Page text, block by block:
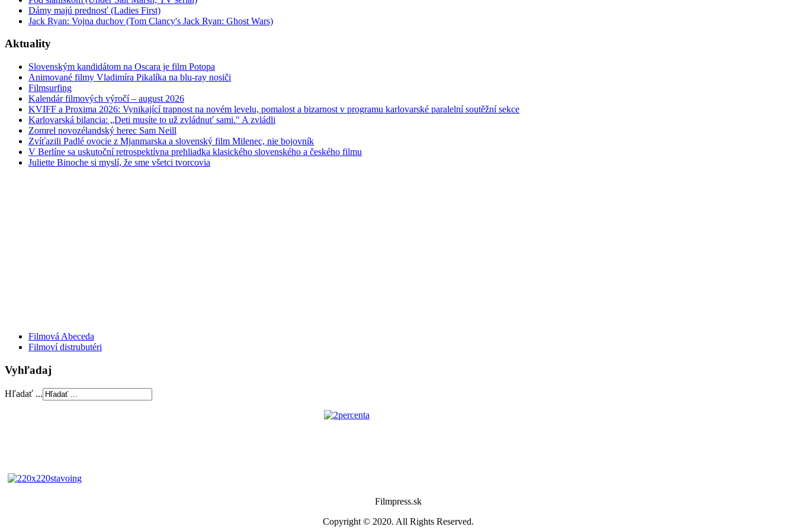
Dámy majú prednosť (Ladies First)
Jack Ryan: Vojna duchov (Tom Clancy's Jack Ryan: Ghost Wars)
Aktuality
Slovenským kandidátom na Oscara je film Potopa
Animované filmy Vladimíra Pikalíka na blu-ray nosiči
Filmsurfing
Kalendár filmových výročí – august 2026
KVIFF a Proxima 2026: Vynikající trapnost na novém levelu, pomalost a bizarnost v programu karlovarské paralelní soutěžní sekce
Karlovarská bilancia: „Deti musíte to už zvládnuť sami." A zvládli
Zomrel novozélandský herec Sam Neill
Zvíťazili Padlé ovocie z Mjanmarska a slovenský film Milenec, nie bojovník
V Berlíne sa uskutoční retrospektívna prehliadka klasického slovenského a českého filmu
Juliette Binoche si myslí, že sme všetci tvorcovia
Filmová Abeceda
Filmoví distrubutéri
Vyhľadaj
Hľadať ...
Filmpress.sk
Copyright © 2020. All Rights Reserved.